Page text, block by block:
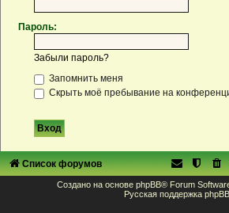
Пароль:
Забыли пароль?
Запомнить меня
Скрыть моё пребывание на
Список форумов
Создано на основе phpBB® Forum
Русская поддержка phpBB